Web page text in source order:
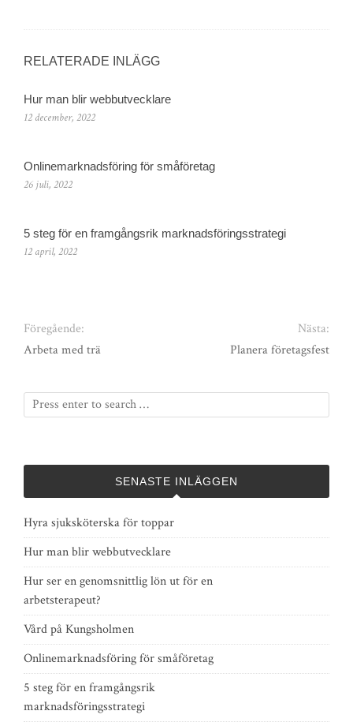
RELATERADE INLÄGG
Hur man blir webbutvecklare
12 december, 2022
Onlinemarknadsföring för småföretag
26 juli, 2022
5 steg för en framgångsrik marknadsföringsstrategi
12 april, 2022
Föregående:
Arbeta med trä
Nästa:
Planera företagsfest
SENASTE INLÄGGEN
Hyra sjuksköterska för toppar
Hur man blir webbutvecklare
Hur ser en genomsnittlig lön ut för en
arbetsterapeut?
Vård på Kungsholmen
Onlinemarknadsföring för småföretag
5 steg för en framgångsrik
marknadsföringsstrategi